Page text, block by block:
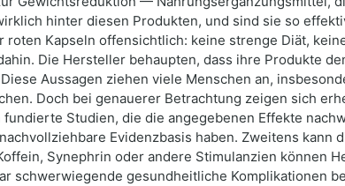
hinter diesen Produkten, und sind sie so
roten Kapseln offensichtlich: keine strenge Diät,
Die Hersteller behaupten, dass ihre Produkte
Aussagen ziehen viele Menschen an,
Doch bei genauerer Betrachtung zeigen sich
Studien, die die angegebenen Effekte
Evidenzbasis haben. Zweitens
Synephrin oder andere Stimulanzien können
schwerwiegende gesundheitliche Komplikationen